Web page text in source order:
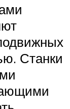
Станки